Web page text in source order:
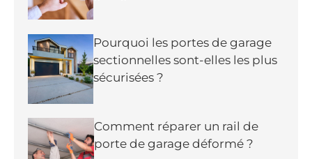
Pourquoi les portes de garage
sectionnelles sont-elles les plus
sécurisées ?
Comment réparer un rail de
porte de garage déformé ?